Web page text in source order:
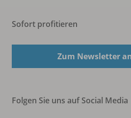
Sofort profitieren
Zum Newsletter
Folgen Sie uns auf Social Media